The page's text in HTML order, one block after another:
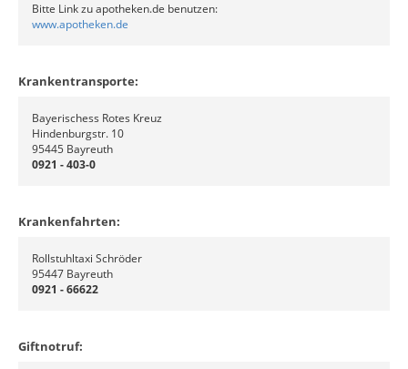
Bitte Link zu apotheken.de benutzen:
www.apotheken.de
Krankentransporte:
Bayerischess Rotes Kreuz
Hindenburgstr. 10
95445 Bayreuth
0921 - 403-0
Krankenfahrten:
Rollstuhltaxi Schröder
95447 Bayreuth
0921 - 66622
Giftnotruf: